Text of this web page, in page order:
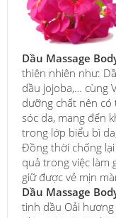
Dầu Massage
thiên nhiên như:
dầu jojoba,… cùng
dưỡng chất nên có
sóc da, mang đến
trong lớp biểu bì
Đồng thời chống
quả trong việc làm
giữ được vẻ mịn
Dầu Massage
tinh dầu Oải